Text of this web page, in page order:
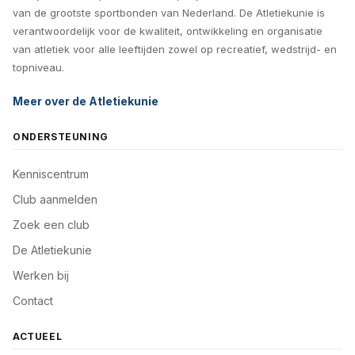
van de grootste sportbonden van Nederland. De Atletiekunie is
verantwoordelijk voor de kwaliteit, ontwikkeling en organisatie
van atletiek voor alle leeftijden zowel op recreatief, wedstrijd- en
topniveau.
Meer over de Atletiekunie
ONDERSTEUNING
Kenniscentrum
Club aanmelden
Zoek een club
De Atletiekunie
Werken bij
Contact
ACTUEEL